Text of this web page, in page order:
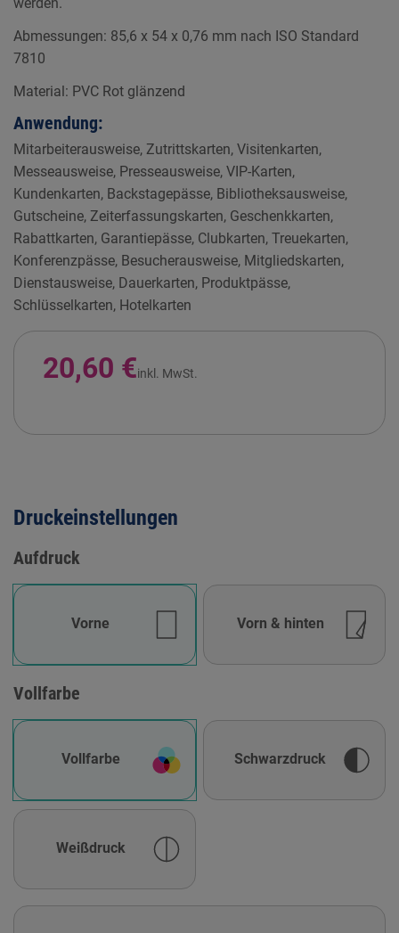
Abmessungen: 85,6 x 54 x 0,76 mm nach ISO Standard
7810
Material: PVC Rot glänzend
Anwendung:
Mitarbeiterausweise, Zutrittskarten, Visitenkarten,
Messeausweise, Presseausweise, VIP-Karten,
Kundenkarten, Backstagepässe, Bibliotheksausweise,
Gutscheine, Zeiterfassungskarten, Geschenkkarten,
Rabattkarten, Garantiepässe, Clubkarten, Treuekarten,
Konferenzpässe, Besucherausweise, Mitgliedskarten,
Dienstausweise, Dauerkarten, Produktpässe,
Schlüsselkarten, Hotelkarten
20,60 €inkl. MwSt.
Druckeinstellungen
Aufdruck
Vorne Vorn & hinten
Vollfarbe
Vollfarbe Schwarzdruck
Weißdruck